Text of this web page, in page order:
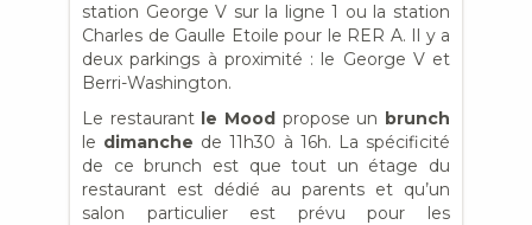
station George V sur la ligne 1 ou la station
Charles de Gaulle Etoile pour le RER A. Il y a
deux parkings à proximité : le George V et
Berri-Washington.
Le restaurantle Mood propose un brunch
le dimanche de 11h30 à 16h. La spécificité
de ce brunch est que tout un étage du
restaurant est dédié au parents et qu’un
salon particulier est prévu pour les